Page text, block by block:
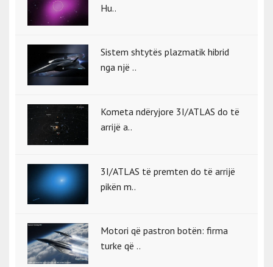
Hu..
Sistem shtytës plazmatik hibrid
nga një ..
Kometa ndëryjore 3I/ATLAS do të
arrijë a..
3I/ATLAS të premten do të arrijë
pikën m..
Motori që pastron botën: firma
turke që ..